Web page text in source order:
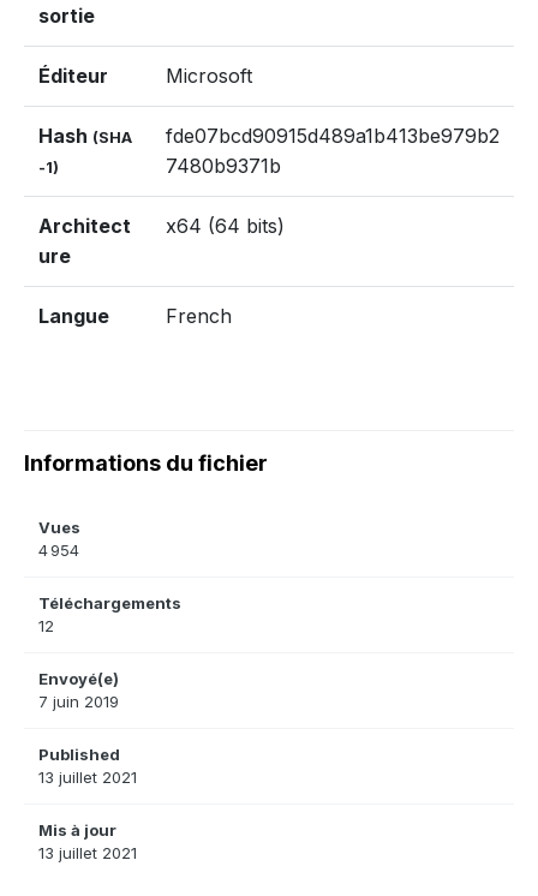
sortie
Éditeur Microsoft
Hash (SHA
-1)
fde07bcd90915d489a1b413be979b2
7480b9371b
Architect
ure
x64 (64 bits)
Langue French
Informations du fichier
Vues
4 954
Téléchargements
12
Envoyé(e)
7 juin 2019
Published
13 juillet 2021
Mis à jour
13 juillet 2021